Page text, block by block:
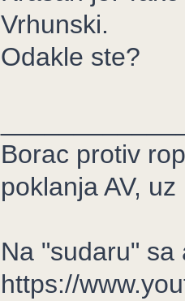
Vrhunski.
Odakle ste?
Borac protiv
poklanja AV,
Na "sudaru"
https://